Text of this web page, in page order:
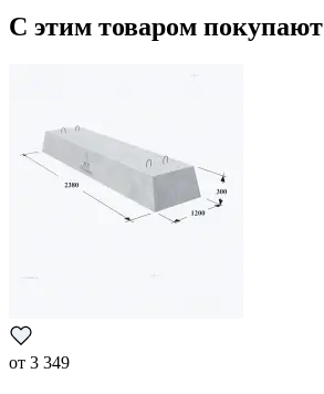
С этим товаром покупают
от 3 349